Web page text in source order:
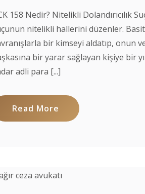
158 Nedir? Nitelikli Dolandırıcılık
nitelikli hallerini düzenler. Basit
bir kimseyi aldatıp, onun
bir yarar sağlayan kişiye bir
adli para [...]
Read More